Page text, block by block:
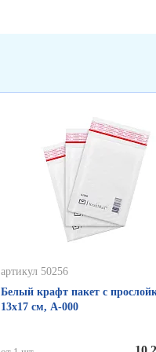
артикул 50256
Белый крафт пакет с
13х17 см, А-000